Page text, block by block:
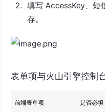
填写 AccessKey、短
存。
表单项与火山引擎控制
前端表单项 是否必填